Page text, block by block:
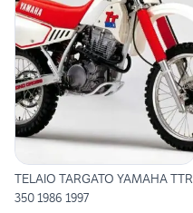
TELAIO TARGATO YAMAHA TTR
350 1986 1997